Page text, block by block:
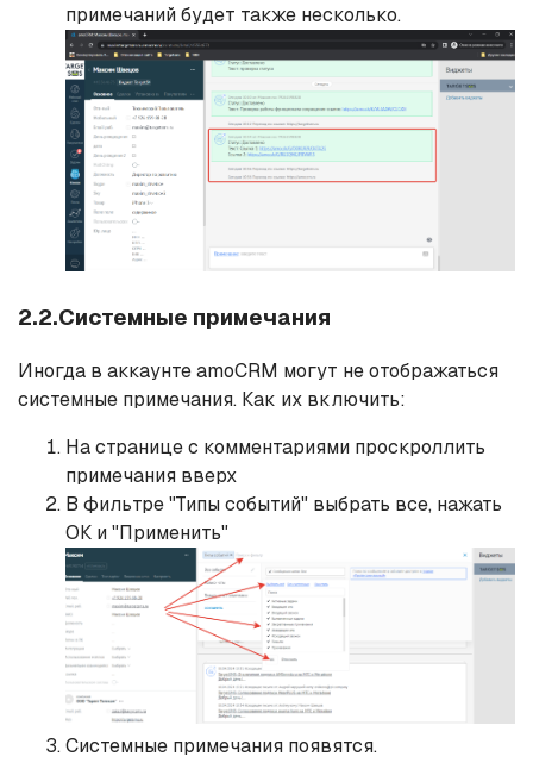
примечаний будет также несколько.
2.2.Системные примечания
Иногда в аккаунте amoCRM могут не отображаться
системные примечания. Как их включить:
На странице с комментариями проскроллить
примечания вверх
В фильтре "Типы событий" выбрать все, нажать
ОК и "Применить"
Системные примечания появятся.